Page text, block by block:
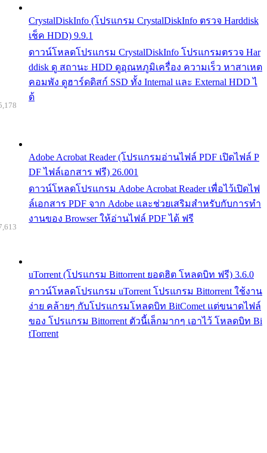
CrystalDiskInfo (โปรแกรม CrystalDiskInfo ตรวจ Harddisk
เช็ค HDD) 9.9.1
ดาวน์โหลดโปรแกรม CrystalDiskInfo โปรแกรมตรวจ Har
ddisk ดู สถานะ HDD ดูอุณหภูมิเครื่อง ความเร็ว หาสาเหต
คอมพัง ดูฮาร์ดดิสก์ SSD ทั้ง Internal และ External HDD ไ
ด้
Adobe Acrobat Reader (โปรแกรมอ่านไฟล์ PDF เปิดไฟล์ P
DF ไฟล์เอกสาร ฟรี) 26.001
ดาวน์โหลดโปรแกรม Adobe Acrobat Reader เพื่อไว้เปิดไฟ
ล์เอกสาร PDF จาก Adobe และช่วยเสริมสำหรับกับการทำ
งานของ Browser ให้อ่านไฟล์ PDF ได้ ฟรี
uTorrent (โปรแกรม Bittorrent ยอดฮิต โหลดบิท ฟรี) 3.6.0
ดาวน์โหลดโปรแกรม uTorrent โปรแกรม Bittorrent ใช้งาน
ง่าย คล้ายๆ กับโปรแกรมโหลดบิท BitComet แต่ขนาดไฟล์
ของ โปรแกรม Bittorrent ตัวนี้เล็กมากๆ เอาไว้ โหลดบิท Bi
tTorrent